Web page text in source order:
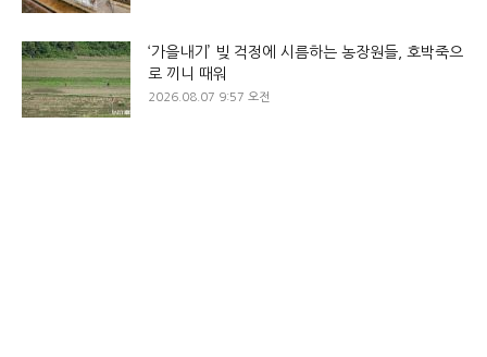
‘가을내기’ 빚 걱정에 시름하는 농장원들, 호박죽으
로 끼니 때워
2026.08.07 9:57 오전